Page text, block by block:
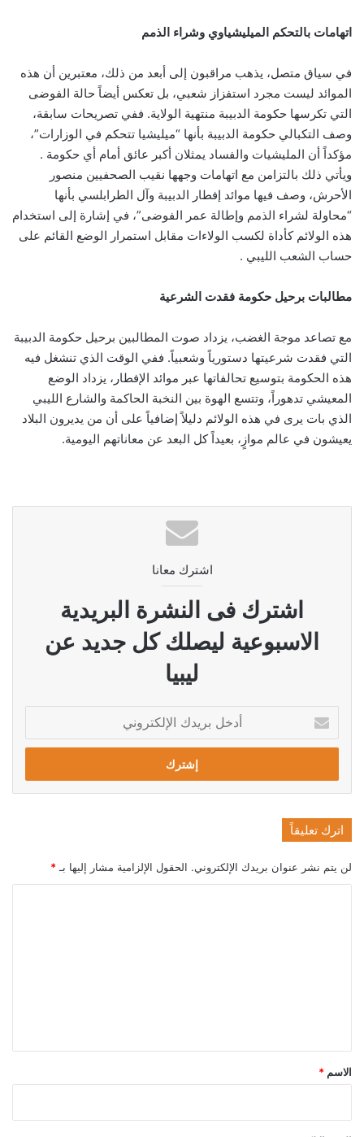
اتهامات بالتحكم الميليشياوي وشراء الذمم
في سياق متصل، يذهب مراقبون إلى أبعد من ذلك، معتبرين أن هذه
الموائد ليست مجرد استفزاز شعبي، بل تعكس أيضاً حالة الفوضى
التي تكرسها حكومة الدبيبة منتهية الولاية. ففي تصريحات سابقة،
وصف التكبالي حكومة الدبيبة بأنها “ميليشيا تتحكم في الوزارات”،
مؤكداً أن المليشيات والفساد يمثلان أكبر عائق أمام أي حكومة .
ويأتي ذلك بالتزامن مع اتهامات وجهها نقيب الصحفيين منصور
الأحرش، وصف فيها موائد إفطار الدبيبة وآل الطرابلسي بأنها
“محاولة لشراء الذمم وإطالة عمر الفوضى”، في إشارة إلى استخدام
هذه الولائم كأداة لكسب الولاءات مقابل استمرار الوضع القائم على
حساب الشعب الليبي .
مطالبات برحيل حكومة فقدت الشرعية
مع تصاعد موجة الغضب، يزداد صوت المطالبين برحيل حكومة الدبيبة
التي فقدت شرعيتها دستورياً وشعبياً. ففي الوقت الذي تنشغل فيه
هذه الحكومة بتوسيع تحالفاتها عبر موائد الإفطار، يزداد الوضع
المعيشي تدهوراً، وتتسع الهوة بين النخبة الحاكمة والشارع الليبي
الذي بات يرى في هذه الولائم دليلاً إضافياً على أن من يديرون البلاد
يعيشون في عالم موازٍ، بعيداً كل البعد عن معاناتهم اليومية.
اشترك معانا
اشترك فى النشرة البريدية
الاسبوعية ليصلك كل جديد عن
ليبيا
بريدك
الإلكتروني
اترك تعليقاً
لن يتم نشر عنوان بريدك الإلكتروني. الحقول الإلزامية مشار إليها بـ *
*
الاسم *